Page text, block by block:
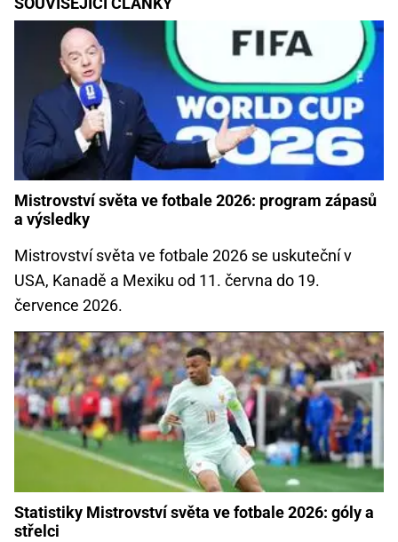
Mistrovství světa ve fotbale 2026: program zápasů
a výsledky
Mistrovství světa ve fotbale 2026 se uskuteční v
USA, Kanadě a Mexiku od 11. června do 19.
července 2026.
Statistiky Mistrovství světa ve fotbale 2026: góly a
střelci